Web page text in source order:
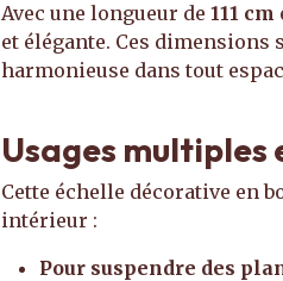
Avec une longueur de 111 cm
et élégante. Ces
harmonieuse dans tout
Usages
Cette échelle décorative en
intérieur :
Pour suspendre des